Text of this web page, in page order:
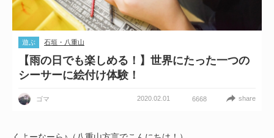
遊ぶ 石垣・八重山
【雨の日でも楽しめる！】世界にたった一つの
シーサーに絵付け体験！
ゴマ 2020.02.01 6668 share